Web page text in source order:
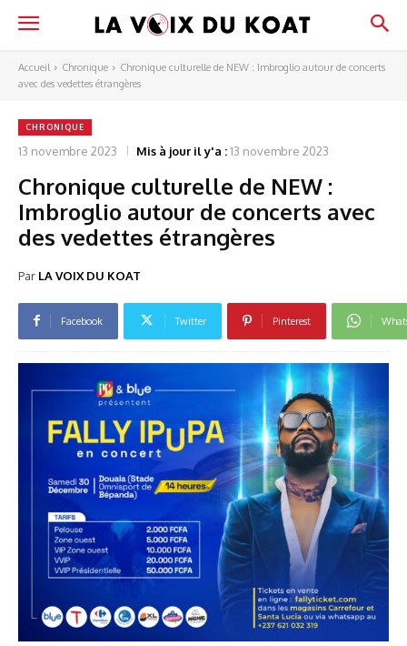
Accueil Chronique
Chronique culturelle de NEW : Imbroglio autour de concerts
avec des vedettes étrangères
CHRONIQUE
13 novembre 2023 Mis à jour il y'a :13 novembre 2023
Chronique culturelle de NEW :
Imbroglio autour de concerts avec
des vedettes étrangères
Par LA VOIX DU KOAT
Facebook Twitter Pinterest